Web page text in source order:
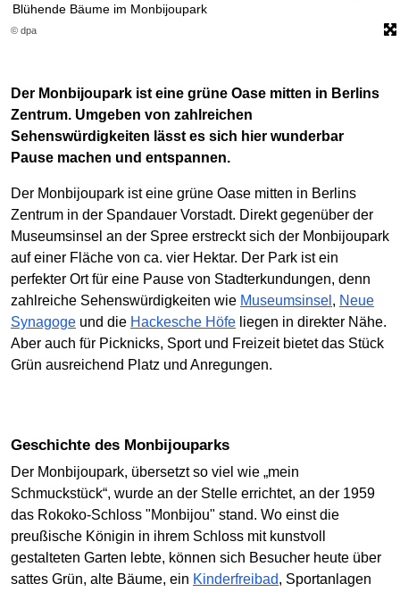
© dpa
Blühende Bäume im Monbijoupark
Der Monbijoupark ist eine grüne Oase mitten in Berlins
Zentrum. Umgeben von zahlreichen
Sehenswürdigkeiten lässt es sich hier wunderbar
Pause machen und entspannen.
Der Monbijoupark ist eine grüne Oase mitten in Berlins
Zentrum in der Spandauer Vorstadt. Direkt gegenüber der
Museumsinsel an der Spree erstreckt sich der Monbijoupark
auf einer Fläche von ca. vier Hektar. Der Park ist ein
perfekter Ort für eine Pause von Stadterkundungen, denn
zahlreiche Sehenswürdigkeiten wie Museumsinsel , Neue
Synagoge und die Hackesche Höfe liegen in direkter Nähe.
Aber auch für Picknicks, Sport und Freizeit bietet das Stück
Grün ausreichend Platz und Anregungen.
Geschichte des Monbijouparks
Der Monbijoupark, übersetzt so viel wie „mein
Schmuckstück“, wurde an der Stelle errichtet, an der 1959
das Rokoko-Schloss "Monbijou" stand. Wo einst die
preußische Königin in ihrem Schloss mit kunstvoll
gestalteten Garten lebte, können sich Besucher heute über
sattes Grün, alte Bäume, ein Kinderfreibad, Sportanlagen